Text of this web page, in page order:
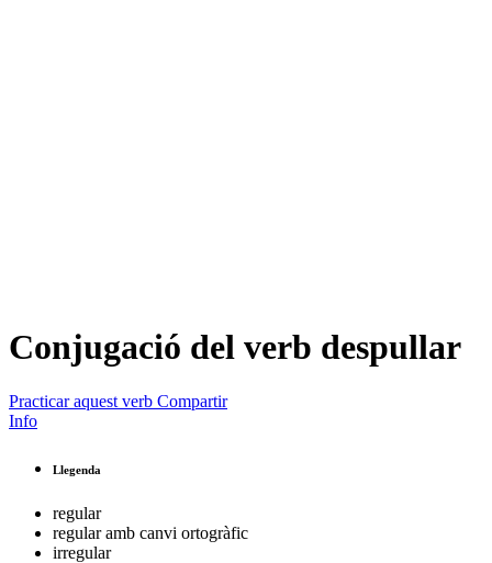
Conjugació del verb despullar
Practicar aquest verb Compartir
Info
Llegenda
regular
regular amb canvi ortogràfic
irregular